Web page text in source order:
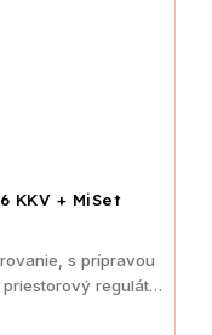
KKV + MiSet
s prípravou
priestorový regulátor